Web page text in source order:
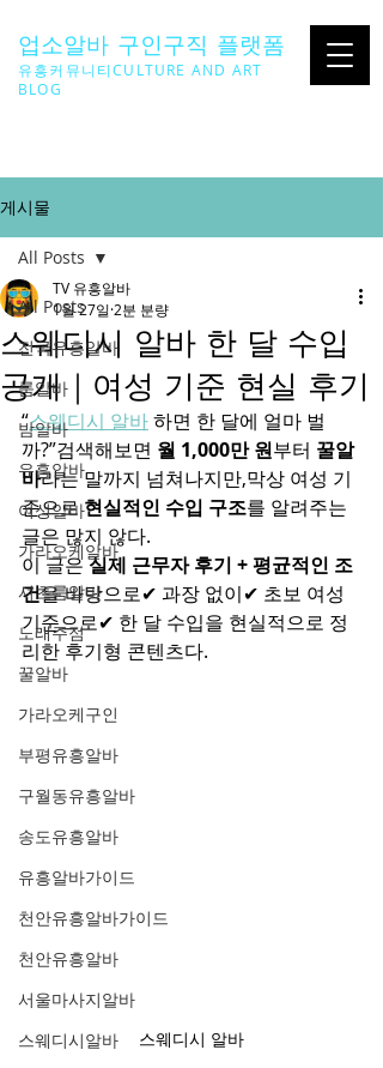
업소알바 구인구직 플랫폼
유흥커뮤니티CULTURE AND ART
BLOG
게시물
All Posts
전국유흥알바
룸알바
밤알바
유흥알바
여성알바
가라오케알바
셔츠룸알바
노래주점
꿀알바
가라오케구인
부평유흥알바
구월동유흥알바
송도유흥알바
유흥알바가이드
천안유흥알바가이드
천안유흥알바
서울마사지알바
스웨디시알바
All Posts
스웨디시 알바 한 달 수입
공개｜여성 기준 현실 후기
TV 유흥알바
1월 27일 2분 분량
“스웨디시 알바 하면 한 달에 얼마 벌
까?”검색해보면 월 1,000만 원부터 꿀알
바라는 말까지 넘쳐나지만,막상 여성 기
준으로 현실적인 수입 구조를 알려주는
글은 많지 않다.
이 글은 실제 근무자 후기 + 평균적인 조
건을 바탕으로✔ 과장 없이✔ 초보 여성
기준으로✔ 한 달 수입을 현실적으로 정
리한 후기형 콘텐츠다.
스웨디시 알바